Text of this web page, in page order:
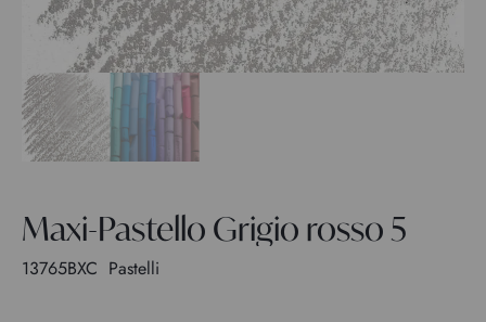
Maxi-Pastello Grigio rosso 5
13765BXC Pastelli